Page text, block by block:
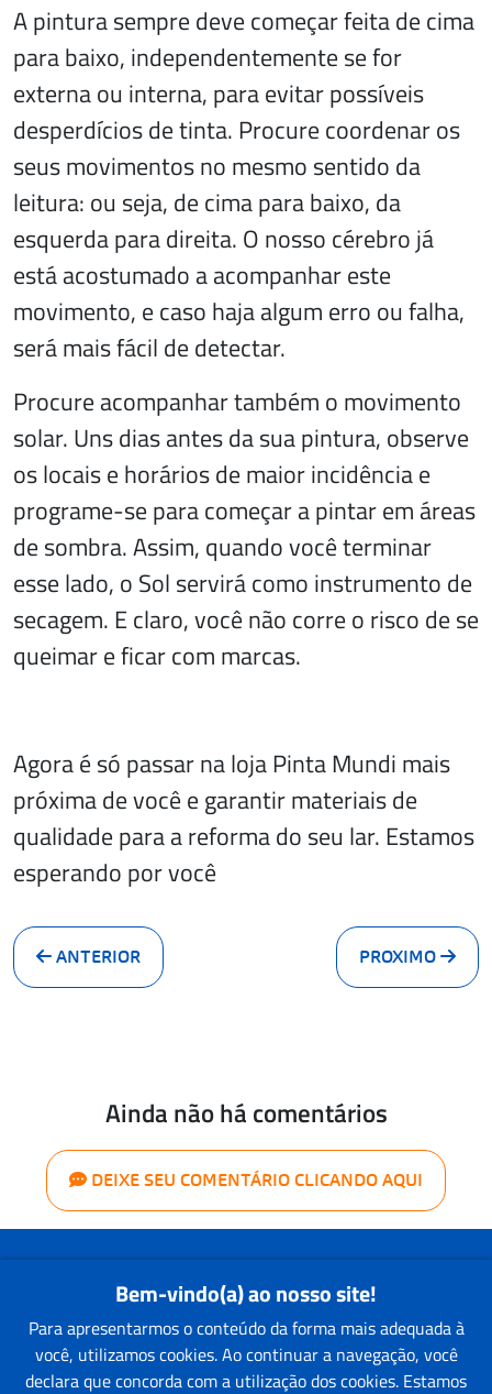
Bem-vindo(a) ao nosso site!
Para apresentarmos o conteúdo da forma mais adequada à
você, utilizamos cookies. Ao continuar a navegação, você
declara que concorda com a utilização dos cookies. Estamos
A pintura sempre deve começar feita de cima
para baixo, independentemente se for
externa ou interna, para evitar possíveis
desperdícios de tinta. Procure coordenar os
seus movimentos no mesmo sentido da
leitura: ou seja, de cima para baixo, da
esquerda para direita. O nosso cérebro já
está acostumado a acompanhar este
movimento, e caso haja algum erro ou falha,
será mais fácil de detectar.
Procure acompanhar também o movimento
solar. Uns dias antes da sua pintura, observe
os locais e horários de maior incidência e
programe-se para começar a pintar em áreas
de sombra. Assim, quando você terminar
esse lado, o Sol servirá como instrumento de
secagem. E claro, você não corre o risco de se
queimar e ficar com marcas.
Agora é só passar na loja Pinta Mundi mais
próxima de você e garantir materiais de
qualidade para a reforma do seu lar. Estamos
esperando por você
ANTERIOR PROXIMO
Ainda não há comentários
DEIXE SEU COMENTÁRIO CLICANDO AQUI
Nossas Lojas
Faça um Orçamento
Pintor Parceiro
Blog